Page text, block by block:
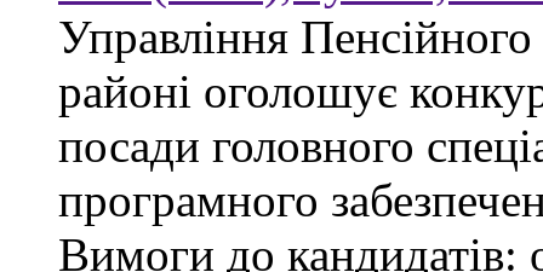
Управління
районі оголошує
посади головного
програмного
Вимоги до кандидатів: